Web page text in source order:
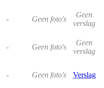
- Geen foto's
Geen
verslag
- Geen foto's
Geen
verslag
- Geen foto's Verslag